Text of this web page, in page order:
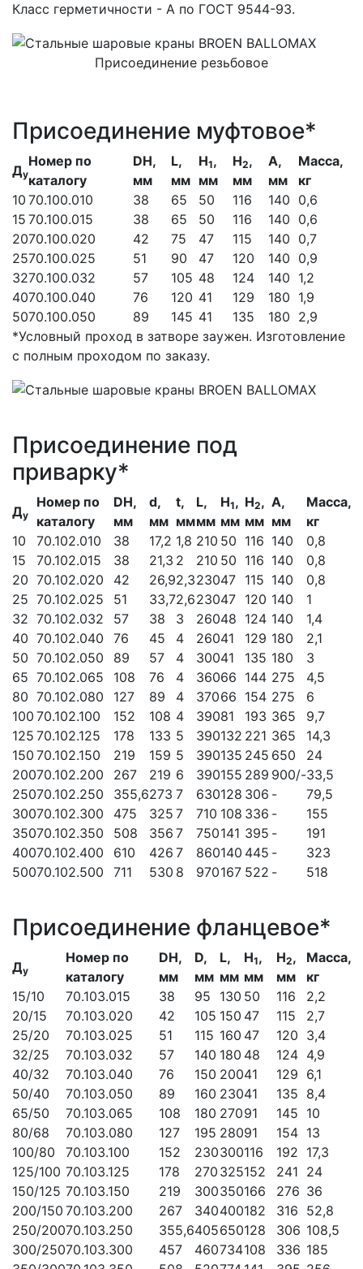
Класс герметичности - А по ГОСТ 9544-93.
Присоединение резьбовое
Присоединение муфтовое*
Ду
Номер по
каталогу
DH,
мм
L,
мм
H1,
мм
H2,
мм
A,
мм
Масса,
кг
10 70.100.010 38 65 50 116 140 0,6
15 70.100.015 38 65 50 116 140 0,6
2070.100.020 42 75 47 115 140 0,7
2570.100.025 51 90 47 120 140 0,9
3270.100.032 57 105 48 124 140 1,2
4070.100.040 76 120 41 129 180 1,9
5070.100.050 89 145 41 135 180 2,9
*Условный проход в затворе заужен. Изготовление
с полным проходом по заказу.
Присоединение под
приварку*
Ду
Номер по
каталогу
DH,
мм
d,
мм
t,
мм
L,
мм
H1,
мм
H2,
мм
A,
мм
Масса,
кг
10
70.102.010 38 17,2 1,8 210 50 116 140
0,8
15
70.102.015 38 21,3 2 210 50 116 140
0,8
20 70.102.020 42 26,92,323047 115 140
0,8
25 70.102.025 51 33,72,623047 120 140
1
32 70.102.032 57 38 3 26048 124 140
1,4
40 70.102.040 76 45 4 26041 129 180
2,1
50 70.102.050 89 57 4 30041 135 180
3
65 70.102.065 108 76 4 36066 144 275
4,5
80 70.102.080 127 89 4 37066 154 275
6
100 70.102.100 152 108 4 39081 193 365
9,7
125 70.102.125 178 133 5 390132 221 365
14,3
150 70.102.150 219 159 5 390135 245 650
24
20070.102.200 267 219 6 390155 289 900/-33,5
25070.102.250 355,6273 7 630128 306 -
79,5
30070.102.300 475 325 7 710 108 336 -
155
35070.102.350 508 356 7 750141 395 -
191
40070.102.400 610 426 7 860140 445 -
323
50070.102.500 711 530 8 970167 522 - 518
Присоединение фланцевое*
Ду
Номер по
каталогу
DH,
мм
D,
мм
L,
мм
H1,
мм
H2,
мм
Масса,
кг
15/10
70.103.015 38 95 130 50 116
2,2
20/15
70.103.020 42 105 150 47 115
2,7
25/20
70.103.025 51 115 160 47 120 3,4
32/25
70.103.032 57 140 180 48 124 4,9
40/32
70.103.040 76 150 20041 129 6,1
50/40
70.103.050 89 160 23041 135 8,4
65/50
70.103.065 108 180 27091 145 10
80/68
70.103.080 127 195 28091 154 13
100/80
70.103.100 152 230300116 192 17,3
125/100 70.103.125 178 270 325152 241 24
150/125 70.103.150 219 300350166 276 36
200/150 70.103.200 267 340400182 316 52,8
250/20070.103.250 355,6405650128 306 108,5
300/25070.103.300 457 460734108 336 185